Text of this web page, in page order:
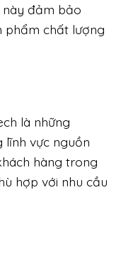
này đảm bảo
phẩm chất lượng
là những
lĩnh vực nguồn
hàng trong
hợp với nhu cầu